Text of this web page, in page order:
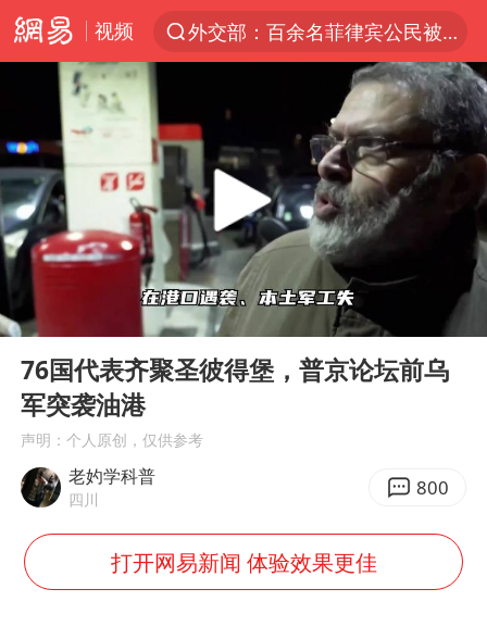
视频
外交部：百余名菲律宾公民被依法处理
7月份居民消费价格指数保持温和上涨
中使馆：重大涉诈逃犯檀某落网
外交部：藏南地区是中国领土
哥伦比亚强震已致超20人死亡
台湾不是国家不存在“国格”
哥伦比亚发生7.5级地震
男子攒206小时加班调休被拒获赔1.6万
上海将苏州河水强排至黄浦江
广岛长崎的昨天未必不会是日本的明天
易烊千玺金鸡百花双料影帝
国内发现多起“Sorry”勒索病毒攻击
Play
76国代表齐聚圣彼得堡，普京论坛前乌
军突袭油港
声明：个人原创，仅供参考
老妁学科普
四川 800
打开网易新闻 体验效果更佳